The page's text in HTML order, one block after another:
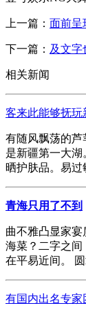
上一篇： 面前呈
下一篇： 及文
相关新闻
客来此能够抚玩
有随风飘荡的
是新疆第一大湖
晒护肤品。易过
青海只用了不到
曲不雅凸显家
海菜？二字之间
在平易近间。
有国内出名专家